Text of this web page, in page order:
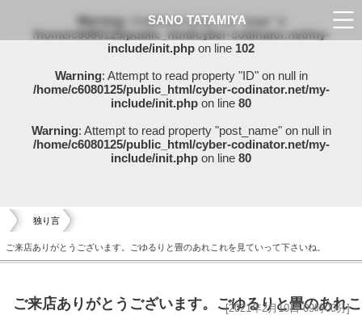
Warning: Undefined array key "page" in
/home/c6080125/public_html/cyber-codinator.net/my-
include/init.php on line 102
Warning: Attempt to read property "ID" on null in
/home/c6080125/public_html/cyber-codinator.net/my-
include/init.php on line 80
Warning: Attempt to read property "post_name" on null in
/home/c6080125/public_html/cyber-codinator.net/my-
include/init.php on line 80
独り言
ご来店ありがとうございます。ごゆるりと畳のあれこれを見ていって下さいね。
ご来店ありがとうございます。ごゆるりと畳のあれこ
[2021年2月10日 09時00分]
SANO TATAMIYA